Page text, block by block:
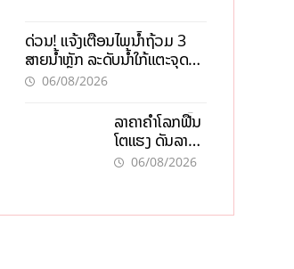
ນໍ້າມັນແພງ
ດ່ວນ! ແຈ້ງເຕືອນໄພນໍ້າຖ້ວມ 3
ສາຍນໍ້າຫຼັກ ລະດັບນໍ້າໃກ້ແຕະຈຸດ
ອັນຕະລາຍ
06/08/2026
ລາຄາຄຳໂລກຟື້ນ
ໂຕແຮງ ດັນລາຄາ
ຄຳໃນລາວທະລຸ
06/08/2026